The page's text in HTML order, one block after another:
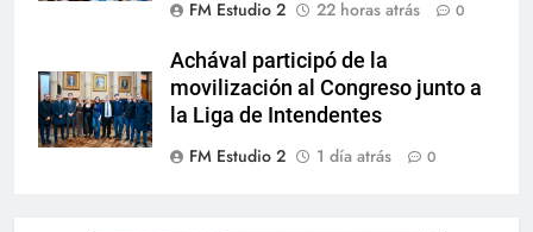
FM Estudio 2
22 horas atrás 0
Achával participó de la
movilización al Congreso junto a
la Liga de Intendentes
FM Estudio 2
1 día atrás 0